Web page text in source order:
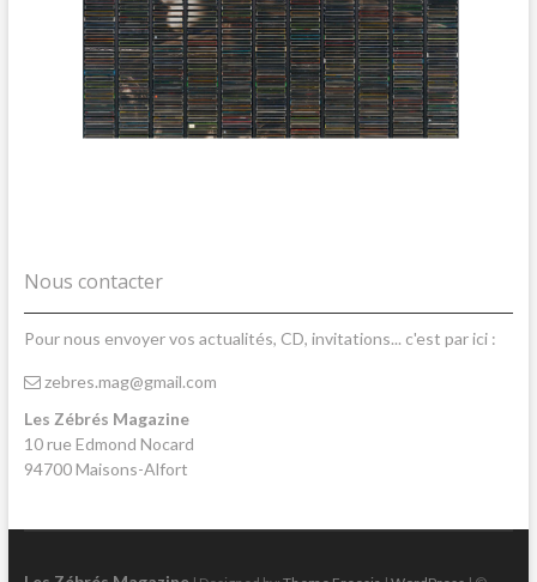
Nous contacter
Pour nous envoyer vos actualités, CD, invitations... c'est par ici :
zebres.mag@gmail.com
Les Zébrés Magazine
10 rue Edmond Nocard
94700 Maisons-Alfort